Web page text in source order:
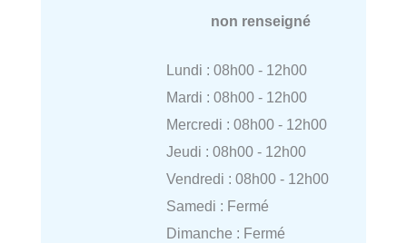
non renseigné
Lundi : 08h00 - 12h00
Mardi : 08h00 - 12h00
Mercredi : 08h00 - 12h00
Jeudi : 08h00 - 12h00
Vendredi : 08h00 - 12h00
Samedi : Fermé
Dimanche : Fermé